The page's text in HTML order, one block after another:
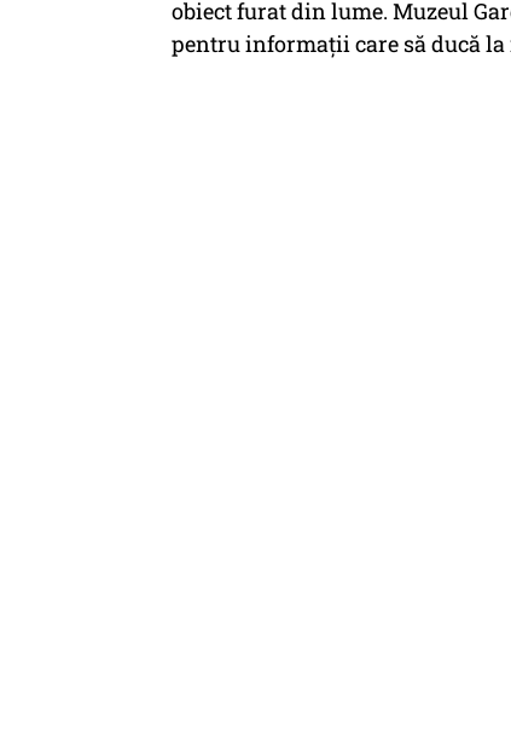
obiect furat din lume. Muzeul
pentru informații care să ducă